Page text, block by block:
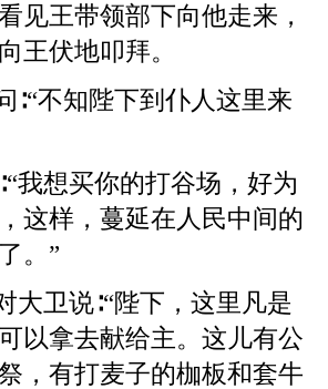
见王带领部下向他走来，
王伏地叩拜。
∶“不知陛下到仆人这里来
我想买你的打谷场，好为
这样，蔓延在人民中间的
。”
大卫说∶“陛下，这里凡是
以拿去献给主。这儿有公
，有打麦子的枷板和套牛